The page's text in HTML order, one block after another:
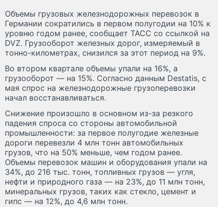
Объемы грузовых железнодорожных перевозок в
Германии сократились в первом полугодии на 10% к
уровню годом ранее, сообщает ТАСС со ссылкой на
DVZ. Грузооборот железных дорог, измеряемый в
тонно-километрах, снизился за этот период на 9%.
Во втором квартале объемы упали на 16%, а
грузооборот — на 15%. Согласно данным Destatis, с
мая спрос на железнодорожные грузоперевозки
начал восстанавливаться.
Снижение произошло в основном из-за резкого
падения спроса со стороны автомобильной
промышленности: за первое полугодие железные
дороги перевезли 4 млн тонн автомобильных
грузов, что на 50% меньше, чем годом ранее.
Объемы перевозок машин и оборудования упали на
34%, до 216 тыс. тонн, топливных грузов — угля,
нефти и природного газа — на 23%, до 11 млн тонн,
минеральных грузов, таких как стекло, цемент и
гипс — на 12%, до 4,6 млн тонн.